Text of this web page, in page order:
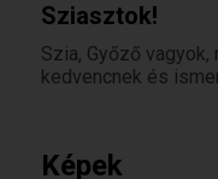
Sziasztok!
Szia, Győző
kedvencnek és
Képek